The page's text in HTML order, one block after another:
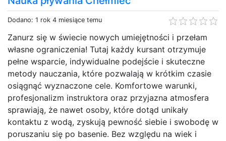
Dodano: 1 rok 4 miesiące temu
Zanurz się w świecie nowych umiejętności i przełam
własne ograniczenia! Tutaj każdy kursant otrzymuje
pełne wsparcie, indywidualne podejście i skuteczne
metody nauczania, które pozwalają w krótkim czasie
osiągnąć wyznaczone cele. Komfortowe warunki,
profesjonalizm instruktora oraz przyjazna atmosfera
sprawiają, że nawet osoby, które dotąd unikały
kontaktu z wodą, zyskują pewność siebie i swobodę w
poruszaniu się po basenie. Bez względu na wiek i